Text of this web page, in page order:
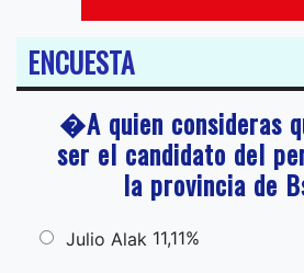
ENCUESTA
�A quien consideras
ser el candidato del
la provincia de
Julio Alak 11,11%